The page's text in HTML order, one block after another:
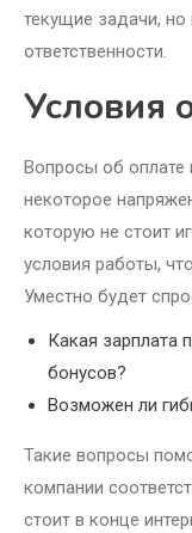
текущие задачи,
ответственности.
Условия
Вопросы об оплате
некоторое
которую не стоит
условия работы,
Уместно будет
Какая зарплата
бонусов?
Возможен ли
Такие вопросы
компании
стоит в конце